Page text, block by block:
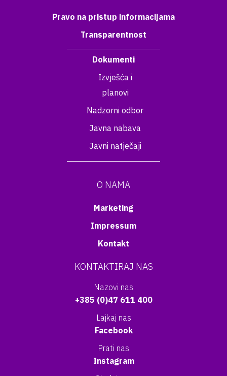
Pravo na pristup informacijama
Transparentnost
Dokumenti
Izvješća i
planovi
Nadzorni odbor
Javna nabava
Javni natječaji
O NAMA
Marketing
Impressum
Kontakt
KONTAKTIRAJ NAS
Nazovi nas
+385 (0)47 611 400
Lajkaj nas
Facebook
Prati nas
Instagram